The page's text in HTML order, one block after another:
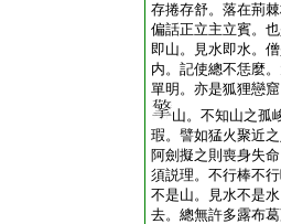
存捲存舒。落在荊
偏話正立主立賓。
即山。見水即水。
内。記使總不恁麼
單明。亦是狐狸戀
山。不知山之孤
瑕。譬如猛火聚近
阿劍擬之則喪身失
須説理。不行棒不
不是山。見水不是
去。總無許多露布